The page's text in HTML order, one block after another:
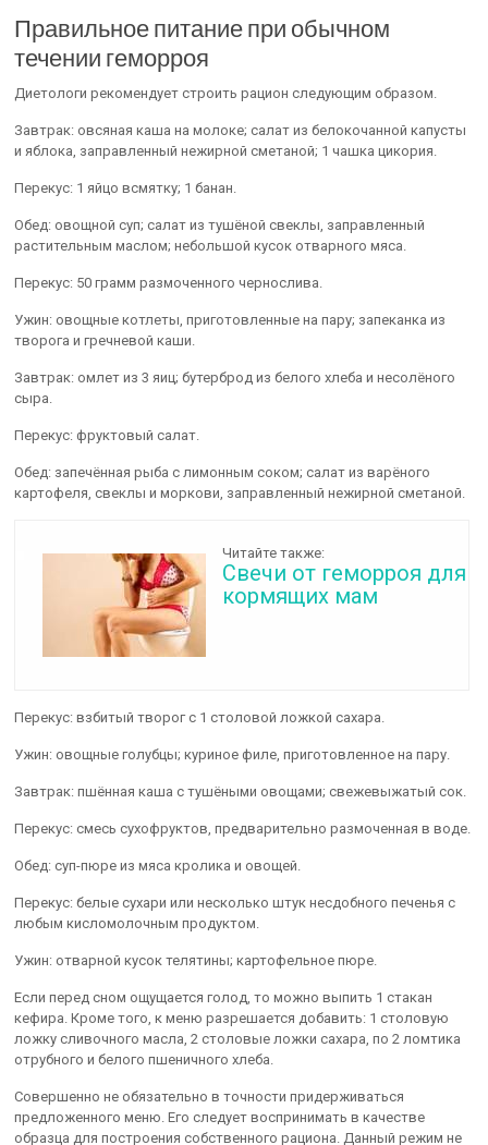
Правильное питание при обычном
течении геморроя
Диетологи рекомендует строить рацион следующим образом.
Завтрак: овсяная каша на молоке; салат из белокочанной капусты
и яблока, заправленный нежирной сметаной; 1 чашка цикория.
Перекус: 1 яйцо всмятку; 1 банан.
Обед: овощной суп; салат из тушёной свеклы, заправленный
растительным маслом; небольшой кусок отварного мяса.
Перекус: 50 грамм размоченного чернослива.
Ужин: овощные котлеты, приготовленные на пару; запеканка из
творога и гречневой каши.
Завтрак: омлет из 3 яиц; бутерброд из белого хлеба и несолёного
сыра.
Перекус: фруктовый салат.
Обед: запечённая рыба с лимонным соком; салат из варёного
картофеля, свеклы и моркови, заправленный нежирной сметаной.
Читайте также:
Свечи от геморроя для
кормящих мам
Перекус: взбитый творог с 1 столовой ложкой сахара.
Ужин: овощные голубцы; куриное филе, приготовленное на пару.
Завтрак: пшённая каша с тушёными овощами; свежевыжатый сок.
Перекус: смесь сухофруктов, предварительно размоченная в воде.
Обед: суп-пюре из мяса кролика и овощей.
Перекус: белые сухари или несколько штук несдобного печенья с
любым кисломолочным продуктом.
Ужин: отварной кусок телятины; картофельное пюре.
Если перед сном ощущается голод, то можно выпить 1 стакан
кефира. Кроме того, к меню разрешается добавить: 1 столовую
ложку сливочного масла, 2 столовые ложки сахара, по 2 ломтика
отрубного и белого пшеничного хлеба.
Совершенно не обязательно в точности придерживаться
предложенного меню. Его следует воспринимать в качестве
образца для построения собственного рациона. Данный режим не